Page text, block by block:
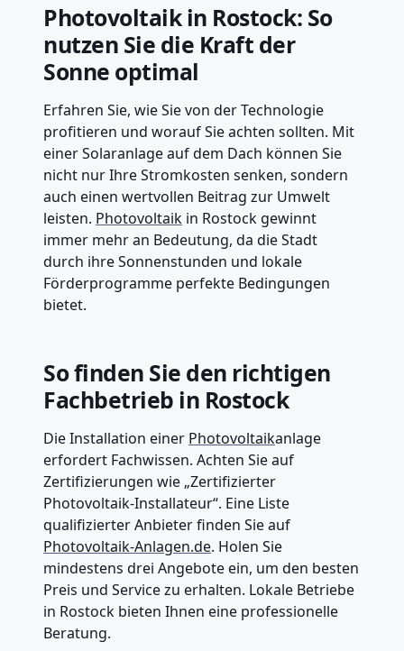
Photovoltaik in Rostock: So
nutzen Sie die Kraft der
Sonne optimal
Erfahren Sie, wie Sie von der Technologie
profitieren und worauf Sie achten sollten. Mit
einer Solaranlage auf dem Dach können Sie
nicht nur Ihre Stromkosten senken, sondern
auch einen wertvollen Beitrag zur Umwelt
leisten. Photovoltaik in Rostock gewinnt
immer mehr an Bedeutung, da die Stadt
durch ihre Sonnenstunden und lokale
Förderprogramme perfekte Bedingungen
bietet.
So finden Sie den richtigen
Fachbetrieb in Rostock
Die Installation einer Photovoltaikanlage
erfordert Fachwissen. Achten Sie auf
Zertifizierungen wie „Zertifizierter
Photovoltaik-Installateur“. Eine Liste
qualifizierter Anbieter finden Sie auf
Photovoltaik-Anlagen.de. Holen Sie
mindestens drei Angebote ein, um den besten
Preis und Service zu erhalten. Lokale Betriebe
in Rostock bieten Ihnen eine professionelle
Beratung.